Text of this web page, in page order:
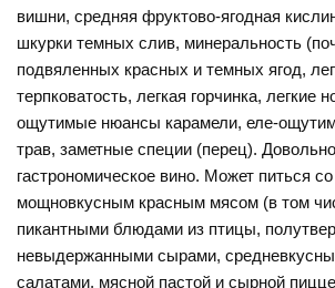
вишни, средняя фруктово-ягодная
шкурки темных слив, минеральность
подвяленных красных и темных ягод,
терпковатость, легкая горчинка, легкие
ощутимые нюансы карамели, еле-
трав, заметные специи (перец).
гастрономическое вино. Может питься
мощновкусным красным мясом (в том
пикантными блюдами из птицы,
невыдержанными сырами,
салатами, мясной пастой и сырной